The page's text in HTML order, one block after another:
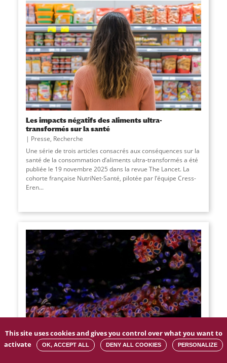
Les impacts négatifs des aliments ultra-
transformés sur la santé
Presse, Recherche
Une série de trois articles consacrés aux conséquences sur la
santé de la consommation d’aliments ultra-transformés a été
publiée le 19 novembre 2025 dans la revue The Lancet. La
cohorte française NutriNet-Santé, pilotée par l’équipe Cress-
Eren...
Rechutes du cancer du sein : découverte d’un
This site uses cookies and gives you control over what you want to
activate
OK, ACCEPT ALL DENY ALL COOKIES PERSONALIZE